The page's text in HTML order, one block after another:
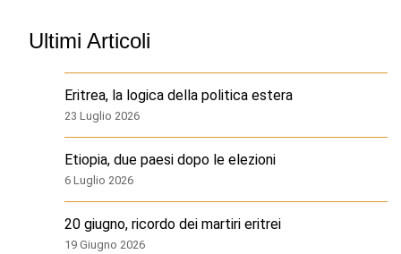
Ultimi Articoli
Eritrea, la logica della politica estera
23 Luglio 2026
Etiopia, due paesi dopo le elezioni
6 Luglio 2026
20 giugno, ricordo dei martiri eritrei
19 Giugno 2026